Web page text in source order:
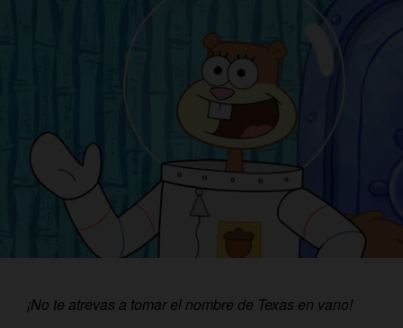
¡No te atrevas a tomar el nombre de Texas en vano!